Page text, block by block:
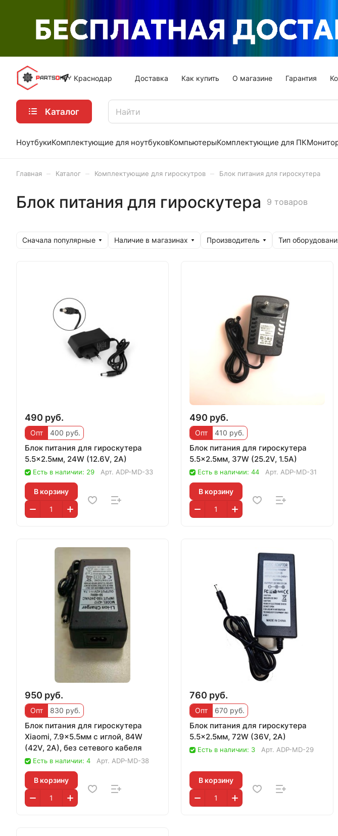
Краснодар Доставка Как купить О магазине Гарантия
Каталог
НоутбукиКомплектующие для ноутбуковКомпьютерыКомплектующие для ПК
Главная Каталог Комплектующие для гироскутров Блок питания для гироскутера
Блок питания для гироскутера 9 товаров
Сначала популярные Наличие в магазинах Производитель Тип
490 руб.
Опт 400 руб.
Блок питания для гироскутера
5.5x2.5мм, 24W (12.6V, 2A)
Есть в наличии: 29 Арт. ADP-MD-33
В корзину
490 руб.
Опт 410 руб.
Блок питания для гироскутера
5.5x2.5мм, 37W (25.2V, 1.5A)
Есть в наличии: 44 Арт. ADP-MD-31
В корзину
950 руб.
Опт 830 руб.
Блок питания для гироскутера
Xiaomi, 7.9x5.5мм с иглой, 84W
(42V, 2A), без сетевого кабеля
Есть в наличии: 4 Арт. ADP-MD-38
В корзину
760 руб.
Опт 670 руб.
Блок питания для гироскутера
5.5x2.5мм, 72W (36V, 2A)
Есть в наличии: 3 Арт. ADP-MD-29
В корзину